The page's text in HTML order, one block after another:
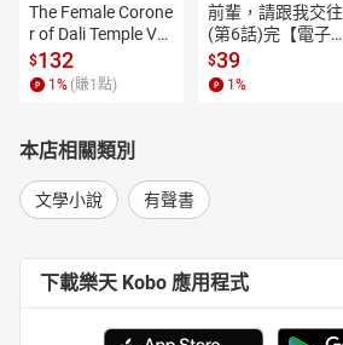
The Female Corone
r of Dali Temple Vo
l.6【有聲書】
$132
1 % (賺1 點)
前輩，請跟我交往
(第6話)完【電子
書】
$39
1 %
本店相關類別
文學小說 有聲書
下載樂天 Kobo 應用程式